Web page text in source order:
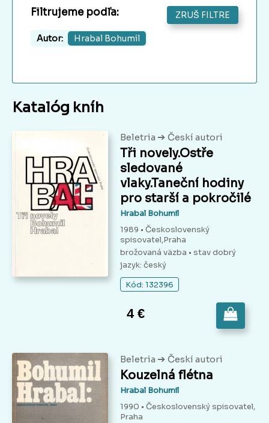
Filtrujeme podľa: ZRUŠ FILTRE
Autor: Hrabal Bohumil
Katalóg kníh
Beletria ➔ Českí autori
Tři novely.Ostře
sledované
vlaky.Taneční hodiny
pro starší a pokročilé
Hrabal Bohumil
1989 • Československý
spisovatel,Praha
brožovaná väzba • stav dobrý
jazyk: český
Kód: 132396
4 €
Beletria ➔ Českí autori
Kouzelná flétna
Hrabal Bohumil
1990 • Československý spisovatel,
Praha